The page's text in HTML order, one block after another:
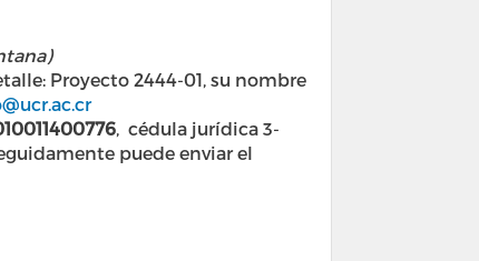
Proyecto 2444-01, su nombre
, cédula jurídica 3-
puede enviar el